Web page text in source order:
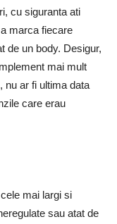
cu siguranta ati
marca fiecare
de un body. Desigur,
mai mult
nu ar fi ultima data
care erau
mai largi si
sau atat de